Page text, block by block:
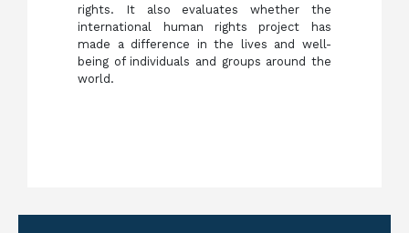
rights. It also evaluates whether the
international human rights project has
made a difference in the lives and well-
being of individuals and groups around the
world.